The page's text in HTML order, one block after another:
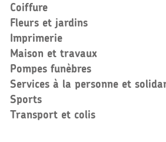
Coiffure
Fleurs et jardins
Imprimerie
Maison et travaux
Pompes funèbres
Services à la personne et
Sports
Transport et colis